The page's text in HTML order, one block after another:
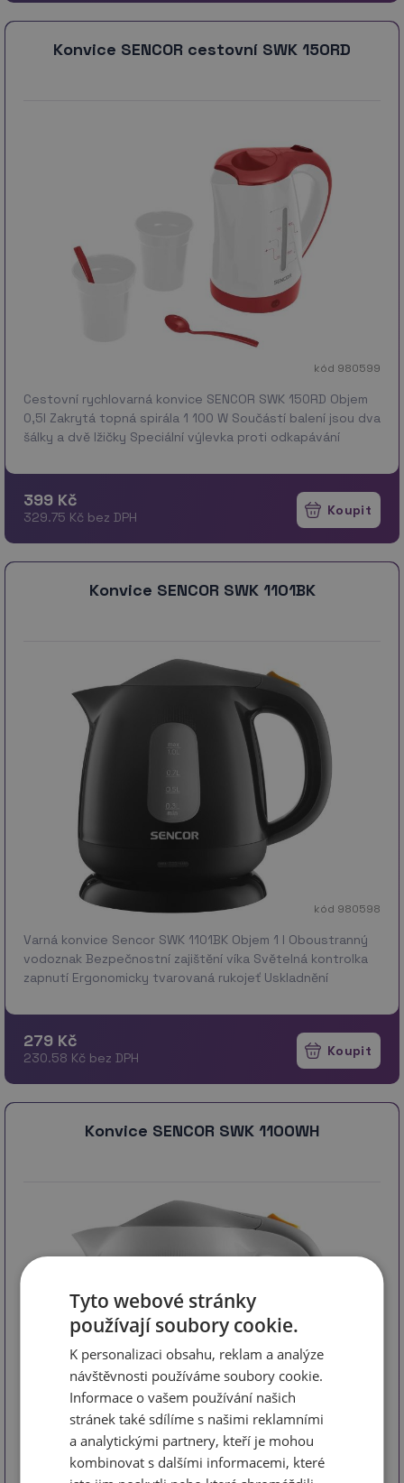
Konvice SENCOR cestovní SWK 150RD
kód 980599
Cestovní rychlovarná konvice SENCOR SWK 150RD Objem
0,5l Zakrytá topná spirála 1 100 W Součástí balení jsou dva
šálky a dvě lžičky Speciální výlevka proti odkapávání
399 Kč
329.75 Kč bez DPH
Konvice SENCOR SWK 1101BK
kód 980598
Varná konvice Sencor SWK 1101BK Objem 1 l Oboustranný
vodoznak Bezpečnostní zajištění víka Světelná kontrolka
zapnutí Ergonomicky tvarovaná rukojeť Uskladnění
279 Kč
230.58 Kč bez DPH
Konvice SENCOR SWK 1100WH
Tyto webové stránky
používají soubory cookie.
K personalizaci obsahu, reklam a analýze
návštěvnosti používáme soubory cookie.
Informace o vašem používání našich
stránek také sdílíme s našimi reklamními
a analytickými partnery, kteří je mohou
kombinovat s dalšími informacemi, které